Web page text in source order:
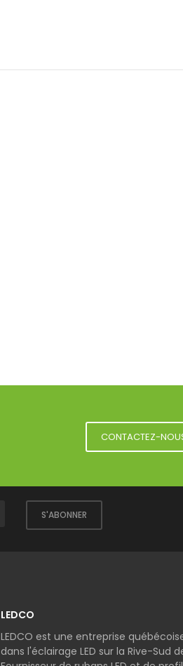
CONTACTEZ-
S'ABONNER
LEDCO
LEDCO est une entreprise
dans l'éclairage LED sur la Rive-Sud